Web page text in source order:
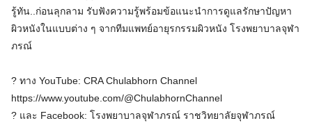
รู้ทัน..ก่อนลุกลาม รับฟังความรู้พร้อมข้อแนะนำการดูแลรักษาปัญหา
ผิวหนังในแบบต่าง ๆ จากทีมแพทย์อายุรกรรมผิวหนัง โรงพยาบาลจุฬา
ภรณ์
? ทาง YouTube: CRA Chulabhorn Channel
https://www.youtube.com/@ChulabhornChannel
? และ Facebook: โรงพยาบาลจุฬาภรณ์ ราชวิทยาลัยจุฬาภรณ์